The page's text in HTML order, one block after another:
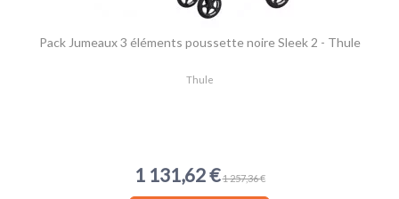
Pack Jumeaux 3 éléments poussette noire Sleek 2 - Thule
Thule
1 131,62 € 1 257,36 €